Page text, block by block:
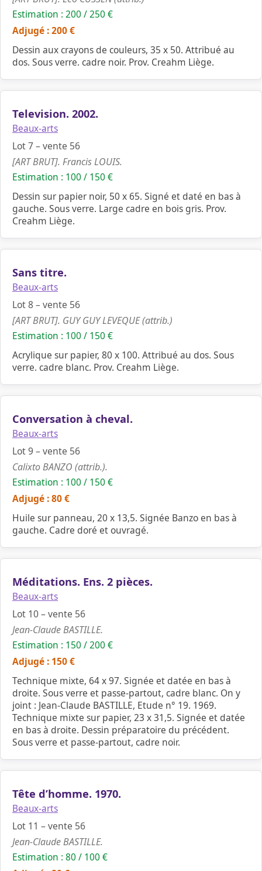
Estimation : 200 / 250 €
Adjugé : 200 €
Dessin aux crayons de couleurs, 35 x 50. Attribué au
dos. Sous verre. cadre noir. Prov. Creahm Liège.
Television. 2002.
Beaux-arts
Lot 7 – vente 56
[ART BRUT]. Francis LOUIS.
Estimation : 100 / 150 €
Dessin sur papier noir, 50 x 65. Signé et daté en bas à
gauche. Sous verre. Large cadre en bois gris. Prov.
Creahm Liège.
Sans titre.
Beaux-arts
Lot 8 – vente 56
[ART BRUT]. GUY GUY LEVEQUE (attrib.)
Estimation : 100 / 150 €
Acrylique sur papier, 80 x 100. Attribué au dos. Sous
verre. cadre blanc. Prov. Creahm Liège.
Conversation à cheval.
Beaux-arts
Lot 9 – vente 56
Calixto BANZO (attrib.).
Estimation : 100 / 150 €
Adjugé : 80 €
Huile sur panneau, 20 x 13,5. Signée Banzo en bas à
gauche. Cadre doré et ouvragé.
Méditations. Ens. 2 pièces.
Beaux-arts
Lot 10 – vente 56
Jean-Claude BASTILLE.
Estimation : 150 / 200 €
Adjugé : 150 €
Technique mixte, 64 x 97. Signée et datée en bas à
droite. Sous verre et passe-partout, cadre blanc. On y
joint : Jean-Claude BASTILLE, Etude n° 19. 1969.
Technique mixte sur papier, 23 x 31,5. Signée et datée
en bas à droite. Dessin préparatoire du précédent.
Sous verre et passe-partout, cadre noir.
Tête d’homme. 1970.
Beaux-arts
Lot 11 – vente 56
Jean-Claude BASTILLE.
Estimation : 80 / 100 €